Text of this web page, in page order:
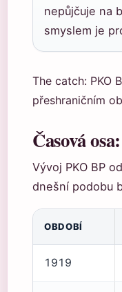
nepůjčuje na
smyslem je
The catch: PKO
přeshraničním
Časová
Vývoj PKO BP
dnešní podobu
OBDOBÍ
1919